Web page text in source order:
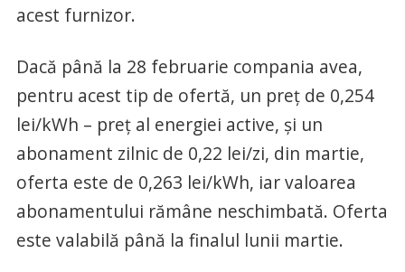
acest furnizor.
Dacă până la 28 februarie compania avea,
pentru acest tip de ofertă, un preț de 0,254
lei/kWh – preț al energiei active, și un
abonament zilnic de 0,22 lei/zi, din martie,
oferta este de 0,263 lei/kWh, iar valoarea
abonamentului rămâne neschimbată. Oferta
este valabilă până la finalul lunii martie.